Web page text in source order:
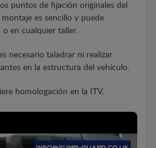
puntos de fijación originales del
es sencillo y puede
en cualquier taller.
necesario taladrar ni realizar
en la estructura del vehículo.
homologación en la ITV.